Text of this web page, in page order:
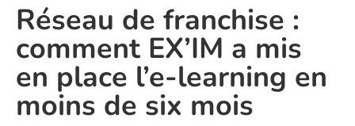
Réseau de franchise :
comment EX’IM a mis
en place l’e-learning en
moins de six mois